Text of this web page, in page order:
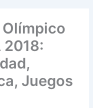
2018:
Juegos